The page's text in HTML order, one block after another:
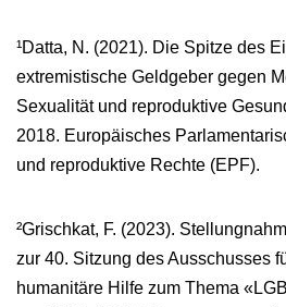
¹Datta, N. (2021). Die Spitze des
extremistische Geldgeber gegen
Sexualität und reproduktive
2018. Europäisches
und reproduktive Rechte (EPF).
²Grischkat, F. (2023).
zur 40. Sitzung des Ausschusses
humanitäre Hilfe zum Thema